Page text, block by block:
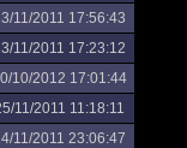
11/2011 17:56:43
11/2011 17:23:12
10/2012 17:01:44
11/2011 11:18:11
11/2011 23:06:47